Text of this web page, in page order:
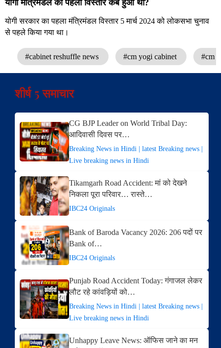
योगी मंत्रिमंडल का पहला विस्तार कब हुआ था?
योगी सरकार का पहला मंत्रिमंडल विस्तार 5 मार्च 2024 को लोकसभा चुनाव
से पहले किया गया था।
#cabinet reshuffle news #cm yogi cabinet #cm
शीर्ष 5 समाचार
CG BJP Leader on World Tribal Day:
आदिवासी दिवस पर…
Breaking News in Hindi | latest Breaking news |
Live breaking news in Hindi
Tikamgarh Road Accident: मां को देखने
निकला पूरा परिवार… रास्ते…
IBC24 Originals
Bank of Baroda Vacancy 2026: 206 पदों पर
Bank of…
IBC24 Originals
Punjab Road Accident Today: गंगाजल लेकर
लौट रहे कांवड़ियों को…
Breaking News in Hindi | latest Breaking news |
Live breaking news in Hindi
Unhappy Leave News: ऑफिस जाने का मन